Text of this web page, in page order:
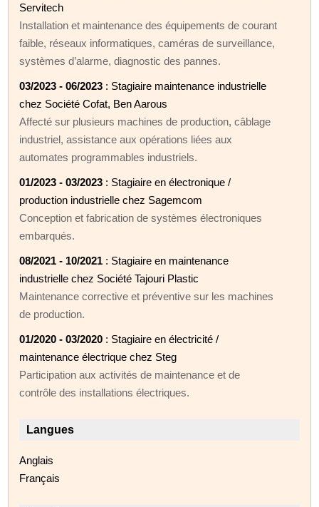
Servitech
Installation et maintenance des équipements de courant
faible, réseaux informatiques, caméras de surveillance,
systèmes d’alarme, diagnostic des pannes.
03/2023 - 06/2023 : Stagiaire maintenance industrielle
chez Société Cofat, Ben Aarous
Affecté sur plusieurs machines de production, câblage
industriel, assistance aux opérations liées aux
automates programmables industriels.
01/2023 - 03/2023 : Stagiaire en électronique /
production industrielle chez Sagemcom
Conception et fabrication de systèmes électroniques
embarqués.
08/2021 - 10/2021 : Stagiaire en maintenance
industrielle chez Société Tajouri Plastic
Maintenance corrective et préventive sur les machines
de production.
01/2020 - 03/2020 : Stagiaire en électricité /
maintenance électrique chez Steg
Participation aux activités de maintenance et de
contrôle des installations électriques.
Langues
Anglais
Français